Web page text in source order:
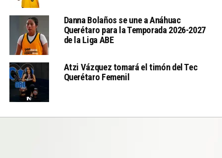
Danna Bolaños se une a Anáhuac
Querétaro para la Temporada 2026-2027
de la Liga ABE
Atzi Vázquez tomará el timón del Tec
Querétaro Femenil